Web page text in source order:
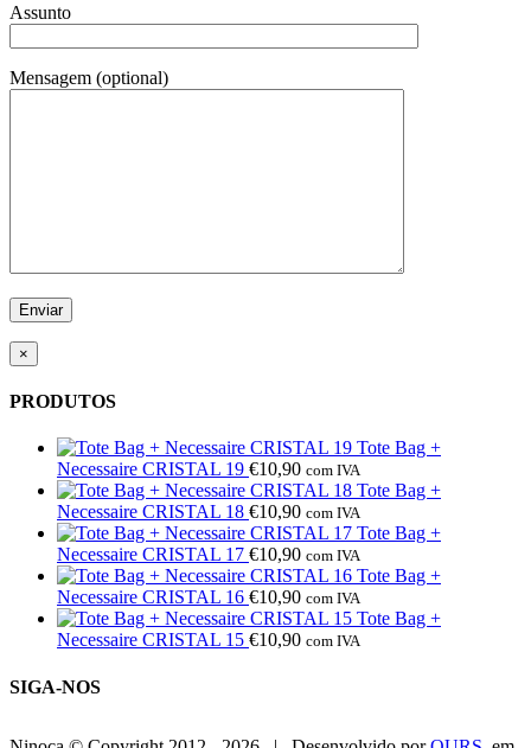
Assunto
Mensagem (optional)
×
PRODUTOS
Tote Bag +
Necessaire CRISTAL 19 €10,90 com IVA
Tote Bag +
Necessaire CRISTAL 18 €10,90 com IVA
Tote Bag +
Necessaire CRISTAL 17 €10,90 com IVA
Tote Bag +
Necessaire CRISTAL 16 €10,90 com IVA
Tote Bag +
Necessaire CRISTAL 15 €10,90 com IVA
SIGA-NOS